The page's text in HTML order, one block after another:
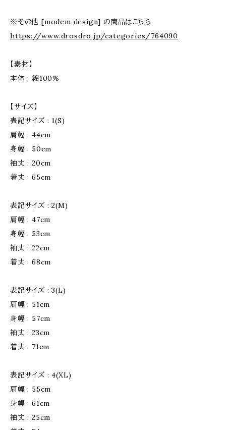
※その他 [modem design] の商品はこちら
https://www.drosdro.jp/categories/764090
【素材】
本体 : 綿100%
【サイズ】
表記サイズ : 1(S)
肩幅 : 44cm
身幅 : 50cm
袖丈 : 20cm
着丈 : 65cm
表記サイズ : 2(M)
肩幅 : 47cm
身幅 : 53cm
袖丈 : 22cm
着丈 : 68cm
表記サイズ : 3(L)
肩幅 : 51cm
身幅 : 57cm
袖丈 : 23cm
着丈 : 71cm
表記サイズ : 4(XL)
肩幅 : 55cm
身幅 : 61cm
袖丈 : 25cm